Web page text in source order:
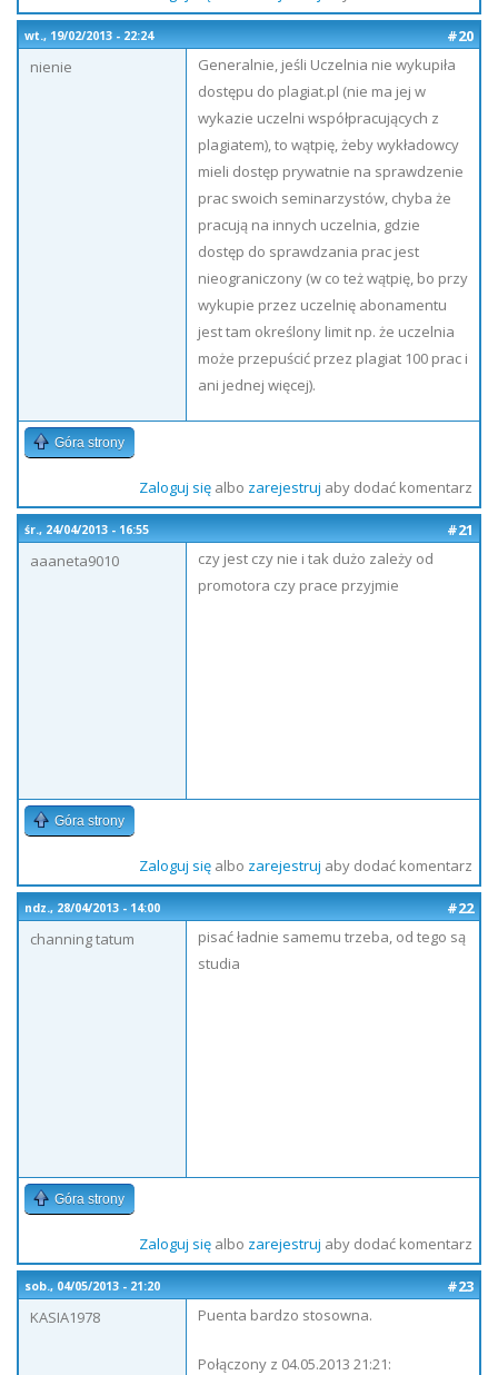
wt., 19/02/2013 - 22:24
#20
nienie
Generalnie, jeśli Uczelnia nie wykupiła
dostępu do plagiat.pl (nie ma jej w
wykazie uczelni współpracujących z
plagiatem), to wątpię, żeby wykładowcy
mieli dostęp prywatnie na sprawdzenie
prac swoich seminarzystów, chyba że
pracują na innych uczelnia, gdzie
dostęp do sprawdzania prac jest
nieograniczony (w co też wątpię, bo przy
wykupie przez uczelnię abonamentu
jest tam określony limit np. że uczelnia
może przepuścić przez plagiat 100 prac i
ani jednej więcej).
Góra strony
Zaloguj sięalbo zarejestruj aby dodać komentarz
śr., 24/04/2013 - 16:55
#21
aaaneta9010
czy jest czy nie i tak dużo zależy od
promotora czy prace przyjmie
Góra strony
Zaloguj sięalbo zarejestruj aby dodać komentarz
ndz., 28/04/2013 - 14:00
#22
channing tatum
pisać ładnie samemu trzeba, od tego są
studia
Góra strony
Zaloguj sięalbo zarejestruj aby dodać komentarz
sob., 04/05/2013 - 21:20
#23
KASIA1978
Puenta bardzo stosowna.
Połączony z 04.05.2013 21:21: